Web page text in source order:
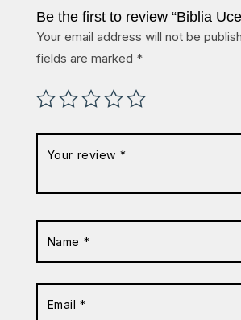
Be the first to review “Biblia
Your email address will not be
fields are marked *